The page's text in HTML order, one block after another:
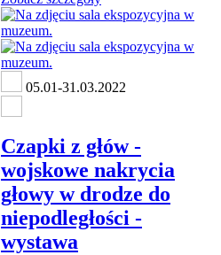
05.01-31.03.2022
Czapki z głów -
wojskowe nakrycia
głowy w drodze do
niepodległości -
wystawa